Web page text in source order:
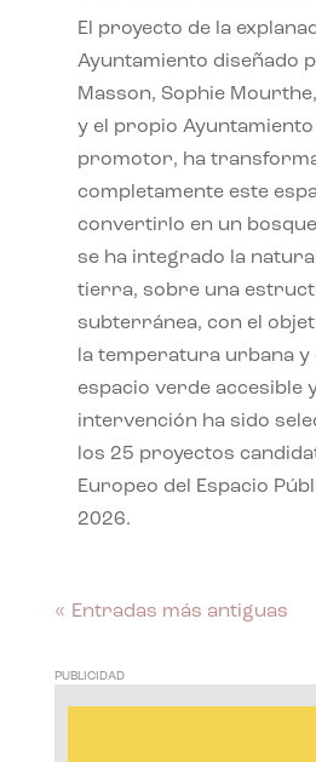
El proyecto de la
Ayuntamiento diseñado
Masson, Sophie
y el propio
promotor, ha
completamente este
convertirlo en un
se ha integrado la
tierra, sobre una
subterránea, con el
la temperatura urbana
espacio verde accesible
intervención ha sido
los 25 proyectos
Europeo del Espacio
2026.
« Entradas más antiguas
PUBLICIDAD